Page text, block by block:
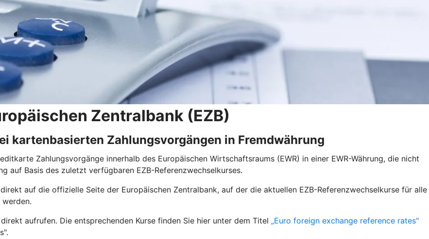
Zentralbank (EZB)
kartenbasierten Zahlungsvorgängen in Fremdwährung
Zahlungsvorgänge innerhalb des Europäischen Wirtschaftsraums (EWR) in einer EWR-Währung, die nicht
auf Basis des zuletzt verfügbaren EZB-Referenzwechselkurses.
auf die offizielle Seite der Europäischen Zentralbank, auf der die aktuellen EZB-Referenzwechselkurse für alle
aufrufen. Die entsprechenden Kurse finden Sie hier unter dem Titel „Euro foreign exchange reference rates"